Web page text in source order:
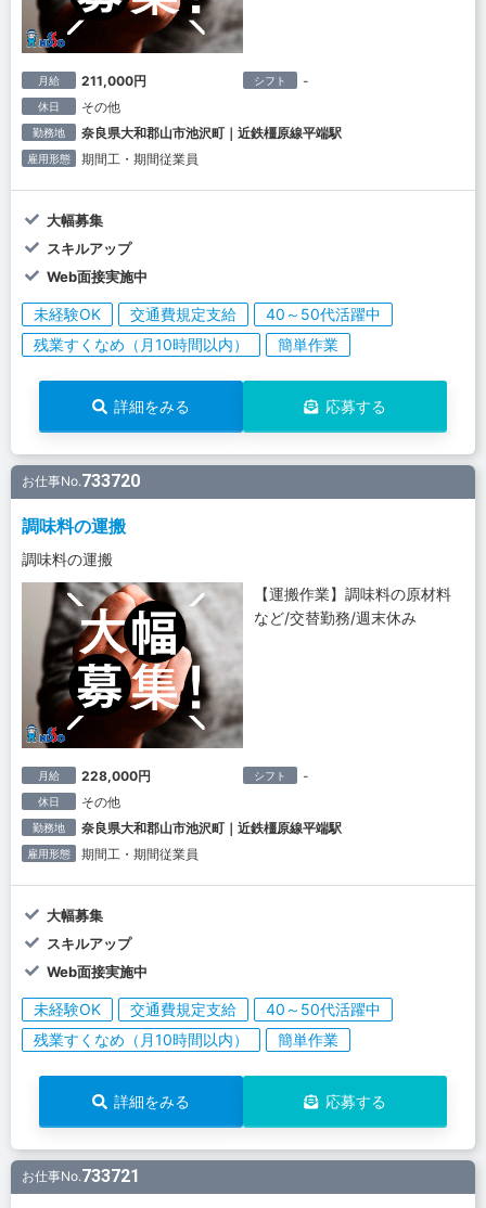
月給 211,000円 シフト -
休日 その他
勤務地 奈良県大和郡山市池沢町｜近鉄橿原線平端駅
雇用形態 期間工・期間従業員
大幅募集
スキルアップ
Web面接実施中
未経験OK 交通費規定支給
40～50代活躍中
残業すくなめ（月10時間以内）
簡単作業
詳細をみる 応募する
お仕事No.733720
調味料の運搬
調味料の運搬
【運搬作業】調味料の原材料
など/交替勤務/週末休み
月給 228,000円 シフト -
休日 その他
勤務地 奈良県大和郡山市池沢町｜近鉄橿原線平端駅
雇用形態 期間工・期間従業員
大幅募集
スキルアップ
Web面接実施中
未経験OK 交通費規定支給
40～50代活躍中
残業すくなめ（月10時間以内）
簡単作業
詳細をみる 応募する
お仕事No.733721